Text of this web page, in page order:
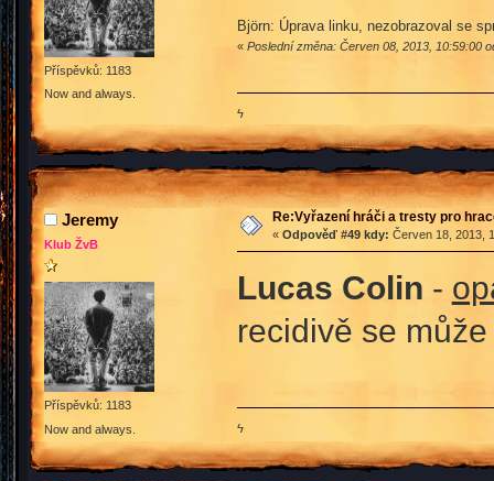
Příspěvků: 1183
Now and always.
Björn: Úprava linku, nezobrazoval se
« Poslední změna: Červen 08, 2013, 10:59:00
ϟ
Jeremy
Klub ŽvB
Příspěvků: 1183
Now and always.
Re:Vyřazení hráči a tresty pro
« Odpověď #49 kdy: Červen 18, 2013,
Lucas Colin -
recidivě se
ϟ